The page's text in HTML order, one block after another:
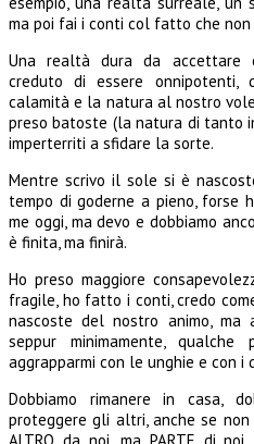
ma poi fai i conti col fatto che
Una realtà dura da accettare
creduto di essere
calamità e la natura al nostro
preso batoste (la natura di tanto
imperterriti a sfidare la sorte.
Mentre scrivo il sole si è
tempo di goderne a pieno, forse
me oggi, ma devo e dobbiamo
è finita, ma finirà.
Ho preso maggiore
fragile, ho fatto i conti, credo
nascoste del nostro animo,
seppur minimamente,
aggrapparmi con le unghie e con i
Dobbiamo rimanere in casa,
proteggere gli altri, anche se non